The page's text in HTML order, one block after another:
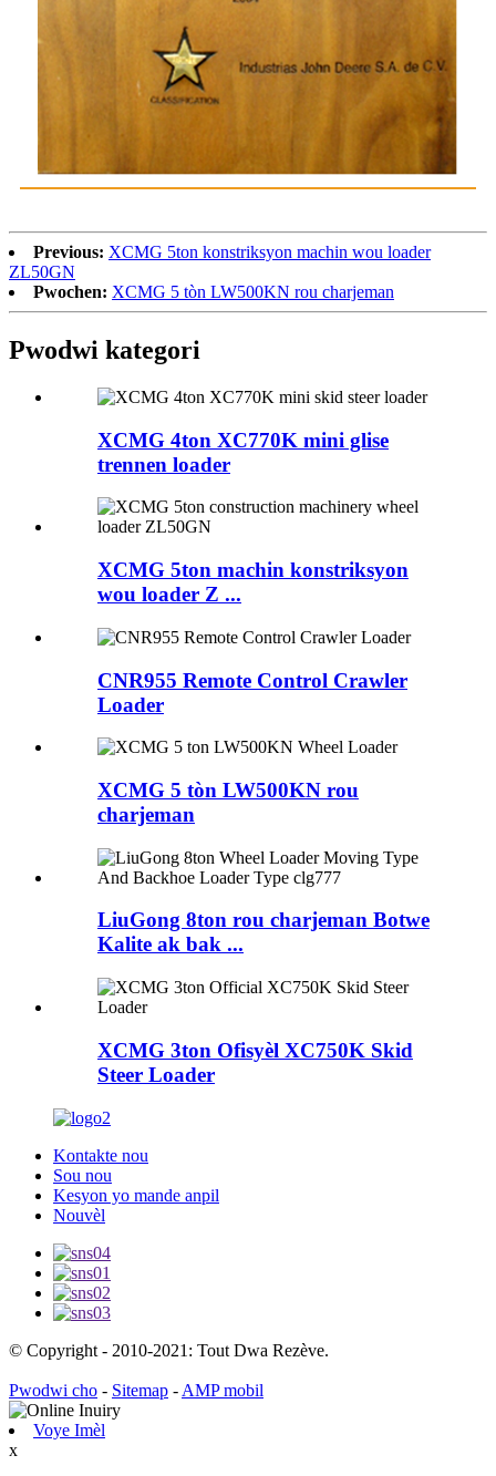
Previous: XCMG 5ton konstriksyon machin wou loader
ZL50GN
Pwochen: XCMG 5 tòn LW500KN rou charjeman
Pwodwi kategori
XCMG 4ton XC770K mini glise
trennen loader
XCMG 5ton machin konstriksyon
wou loader Z ...
CNR955 Remote Control Crawler
Loader
XCMG 5 tòn LW500KN rou
charjeman
LiuGong 8ton rou charjeman Botwe
Kalite ak bak ...
XCMG 3ton Ofisyèl XC750K Skid
Steer Loader
Kontakte nou
Sou nou
Kesyon yo mande anpil
Nouvèl
© Copyright - 2010-2021: Tout Dwa Rezève.
Pwodwi cho - Sitemap - AMP mobil
Voye Imèl
x